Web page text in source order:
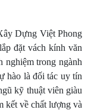
Dựng Việt Phong
đặt vách kính văn
nghiệm trong ngành
hào là đối tác uy tín
kỹ thuật viên giàu
kết về chất lượng và